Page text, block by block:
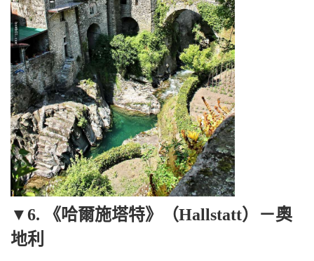
▼6. 《哈爾施塔特》（Hallstatt）－奧
地利